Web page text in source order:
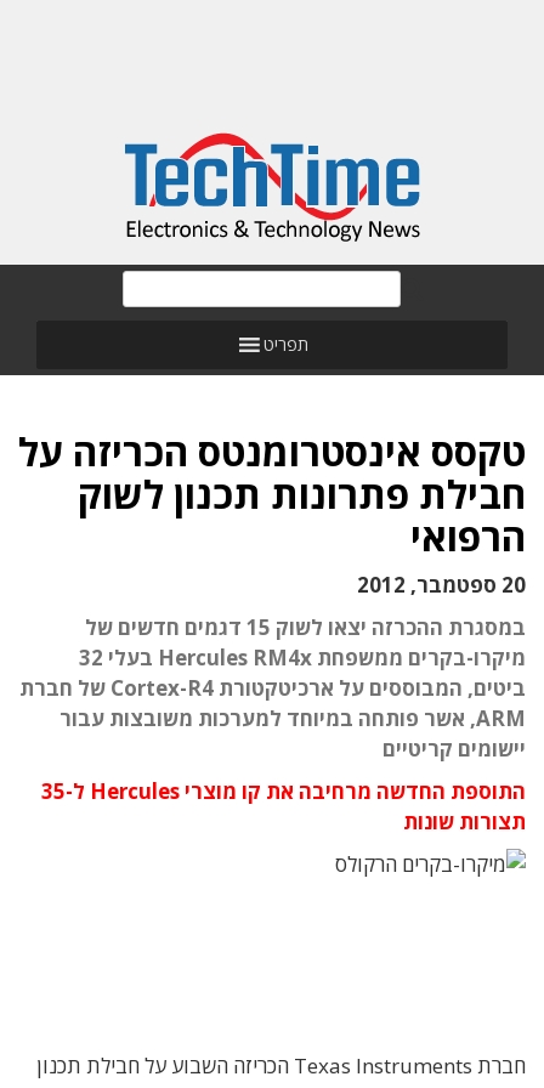
תפריט
טקסס אינסטרומנטס הכריזה על
חבילת פתרונות תכנון לשוק
הרפואי
20 ספטמבר, 2012
במסגרת ההכרזה יצאו לשוק 15 דגמים חדשים של
מיקרו-בקרים ממשפחת Hercules RM4x בעלי 32
ביטים, המבוססים על ארכיטקטורת Cortex-R4 של חברת
ARM, אשר פותחה במיוחד למערכות משובצות עבור
יישומים קריטיים
התוספת החדשה מרחיבה את קו מוצרי Hercules ל-35
תצורות שונות
חברת Texas Instruments הכריזה השבוע על חבילת תכנון